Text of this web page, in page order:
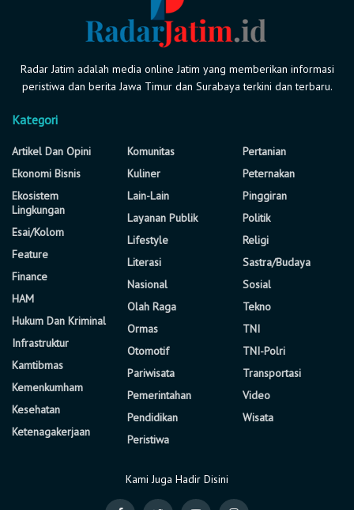
Radar Jatim adalah media online Jatim yang memberikan informasi
peristiwa dan berita Jawa Timur dan Surabaya terkini dan terbaru.
Kategori
Artikel Dan Opini
Ekonomi Bisnis
Ekosistem
Lingkungan
Esai/Kolom
Feature
Finance
HAM
Hukum Dan Kriminal
Infrastruktur
Kamtibmas
Kemenkumham
Kesehatan
Ketenagakerjaan
Komunitas
Kuliner
Lain-Lain
Layanan Publik
Lifestyle
Literasi
Nasional
Olah Raga
Ormas
Otomotif
Pariwisata
Pemerintahan
Pendidikan
Peristiwa
Pertanian
Peternakan
Pinggiran
Politik
Religi
Sastra/Budaya
Sosial
Tekno
TNI
TNI-Polri
Transportasi
Video
Wisata
Kami Juga Hadir Disini